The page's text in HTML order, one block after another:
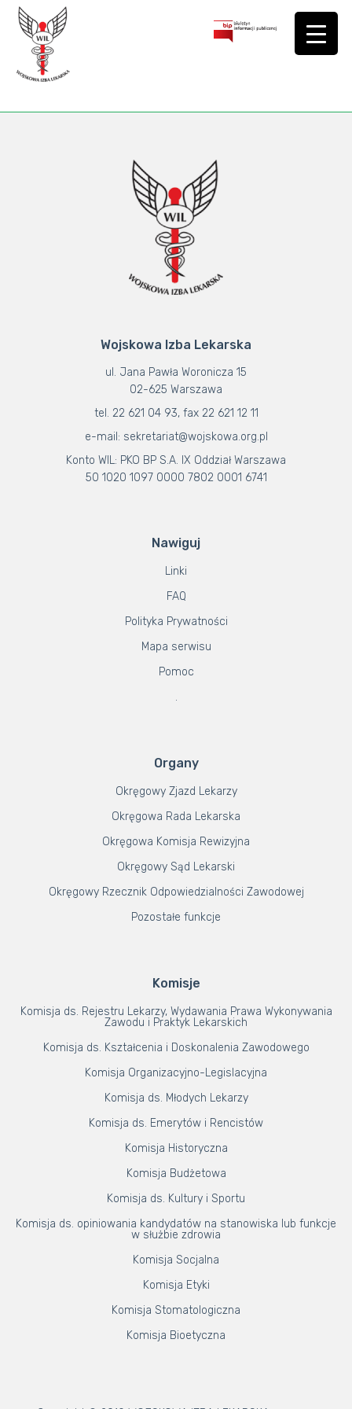
Wojskowa Izba Lekarska
ul. Jana Pawła Woronicza 15
02-625 Warszawa
tel. 22 621 04 93, fax 22 621 12 11
e-mail: sekretariat@wojskowa.org.pl
Konto WIL: PKO BP S.A. IX Oddział Warszawa
50 1020 1097 0000 7802 0001 6741
Nawiguj
Linki
FAQ
Polityka Prywatności
Mapa serwisu
Pomoc
.
Organy
Okręgowy Zjazd Lekarzy
Okręgowa Rada Lekarska
Okręgowa Komisja Rewizyjna
Okręgowy Sąd Lekarski
Okręgowy Rzecznik Odpowiedzialności Zawodowej
Pozostałe funkcje
Komisje
Komisja ds. Rejestru Lekarzy, Wydawania Prawa Wykonywania
Zawodu i Praktyk Lekarskich
Komisja ds. Kształcenia i Doskonalenia Zawodowego
Komisja Organizacyjno-Legislacyjna
Komisja ds. Młodych Lekarzy
Komisja ds. Emerytów i Rencistów
Komisja Historyczna
Komisja Budżetowa
Komisja ds. Kultury i Sportu
Komisja ds. opiniowania kandydatów na stanowiska lub funkcje
w służbie zdrowia
Komisja Socjalna
Komisja Etyki
Komisja Stomatologiczna
Komisja Bioetyczna